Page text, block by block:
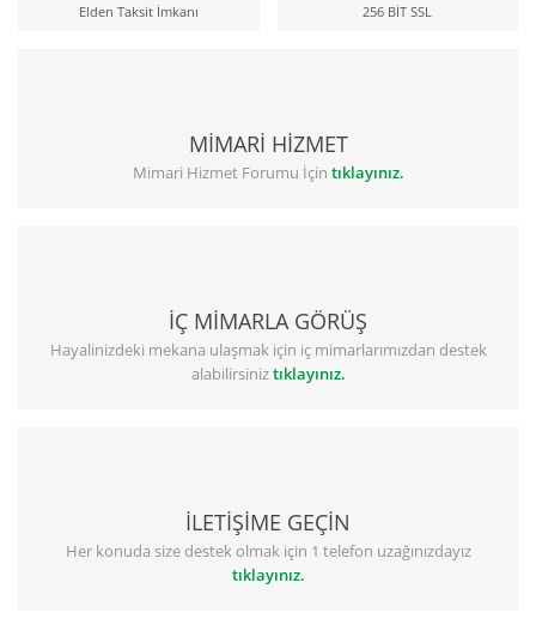
Elden Taksit İmkanı 256 BİT SSL
MİMARİ HİZMET
Mimari Hizmet Forumu İçin tıklayınız.
İÇ MİMARLA GÖRÜŞ
Hayalinizdeki mekana ulaşmak için iç mimarlarımızdan destek
alabilirsiniztıklayınız.
İLETİŞİME GEÇİN
Her konuda size destek olmak için 1 telefon uzağınızdayız
tıklayınız.